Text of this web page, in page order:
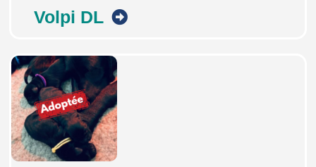
Volpi DL